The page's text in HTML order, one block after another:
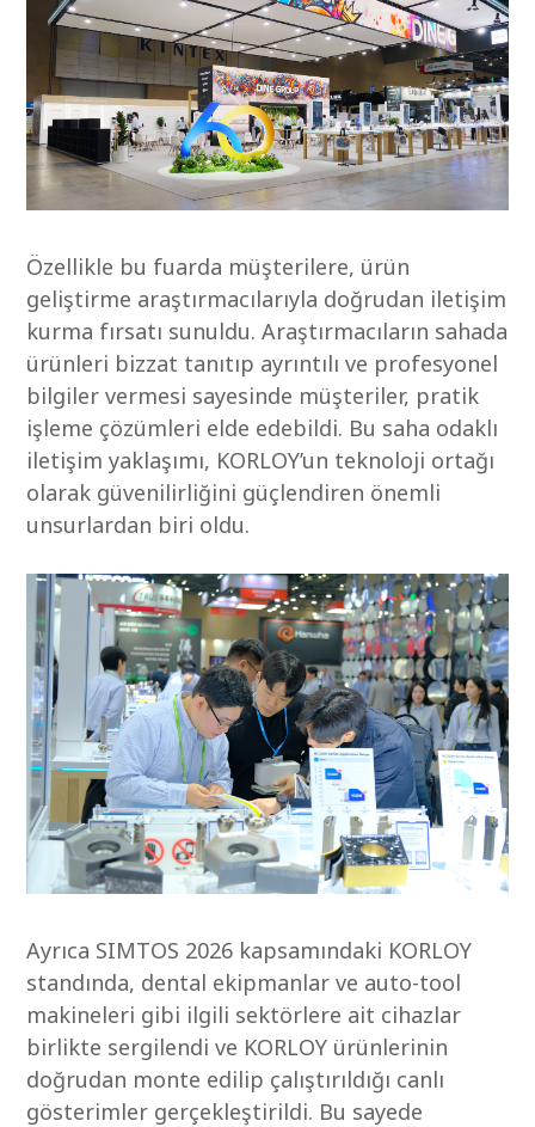
Özellikle bu fuarda müşterilere, ürün
geliştirme araştırmacılarıyla doğrudan iletişim
kurma fırsatı sunuldu. Araştırmacıların sahada
ürünleri bizzat tanıtıp ayrıntılı ve profesyonel
bilgiler vermesi sayesinde müşteriler, pratik
işleme çözümleri elde edebildi. Bu saha odaklı
iletişim yaklaşımı, KORLOY’un teknoloji ortağı
olarak güvenilirliğini güçlendiren önemli
unsurlardan biri oldu.
Ayrıca SIMTOS 2026 kapsamındaki KORLOY
standında, dental ekipmanlar ve auto-tool
makineleri gibi ilgili sektörlere ait cihazlar
birlikte sergilendi ve KORLOY ürünlerinin
doğrudan monte edilip çalıştırıldığı canlı
gösterimler gerçekleştirildi. Bu sayede